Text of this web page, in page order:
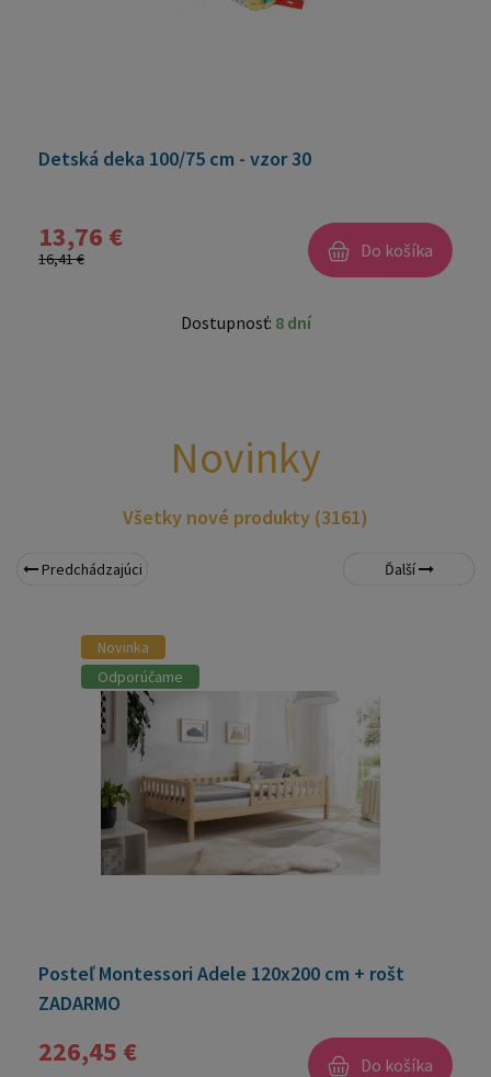
Detská deka 100/75 cm - vzor 30
13,76 €
16,41 € Do košíka
Dostupnosť: 8 dní
Novinky
Všetky nové produkty (3161)
Predchádzajúci Ďalší
Novinka
Odporúčame
Posteľ Montessori Adele 120x200 cm + rošt
ZADARMO
226,45 € Do košíka